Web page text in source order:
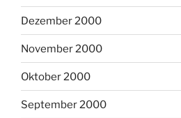
Dezember 2000
November 2000
Oktober 2000
September 2000